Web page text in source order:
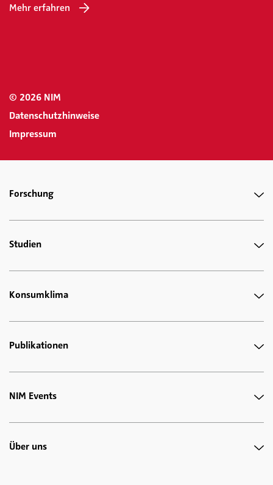
Mehr erfahren
© 2026 NIM
Datenschutzhinweise
Impressum
Forschung
Studien
Konsumklima
Publikationen
NIM Events
Über uns